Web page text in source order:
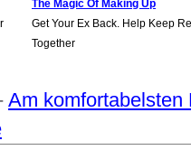
The Magic Of Making Up
Get Your Ex Back. Help Keep
Together
Am komfortabelsten